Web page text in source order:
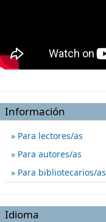
Información
Para lectores/as
Para autores/as
Para bibliotecarios/as
Idioma